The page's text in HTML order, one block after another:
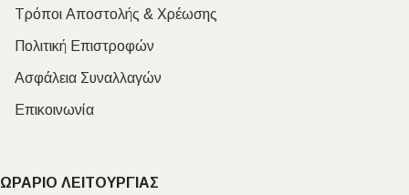
Τρόποι Αποστολής & Χρέωσης
Πολιτική Επιστροφών
Ασφάλεια Συναλλαγών
Επικοινωνία
ΩΡΑΡΙΟ ΛΕΙΤΟΥΡΓΙΑΣ